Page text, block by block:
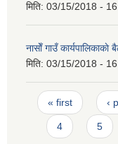
मिति: 03/15/2018 -
नासाेँ गाउँ कार्यपालिकाकाे
मिति: 03/15/2018 -
Pages
« first ‹
4 5